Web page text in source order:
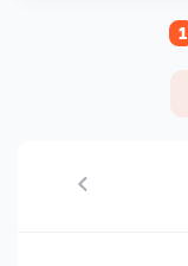
1
<